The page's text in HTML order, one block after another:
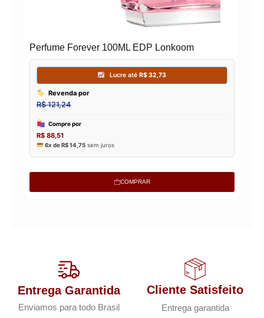
Perfume Forever 100ML EDP Lonkoom
COMPRAR
Entrega Garantida
Enviamos para todo Brasil
Cliente Satisfeito
Entrega garantida